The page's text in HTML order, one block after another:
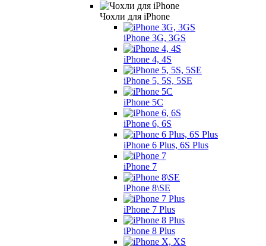
Чохли для iPhone
iPhone 3G, 3GS
iPhone 4, 4S
iPhone 5, 5S, 5SE
iPhone 5C
iPhone 6, 6S
iPhone 6 Plus, 6S Plus
iPhone 7
iPhone 8\SE
iPhone 7 Plus
iPhone 8 Plus